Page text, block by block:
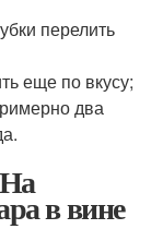
перелить
еще по вкусу;
два
в вине